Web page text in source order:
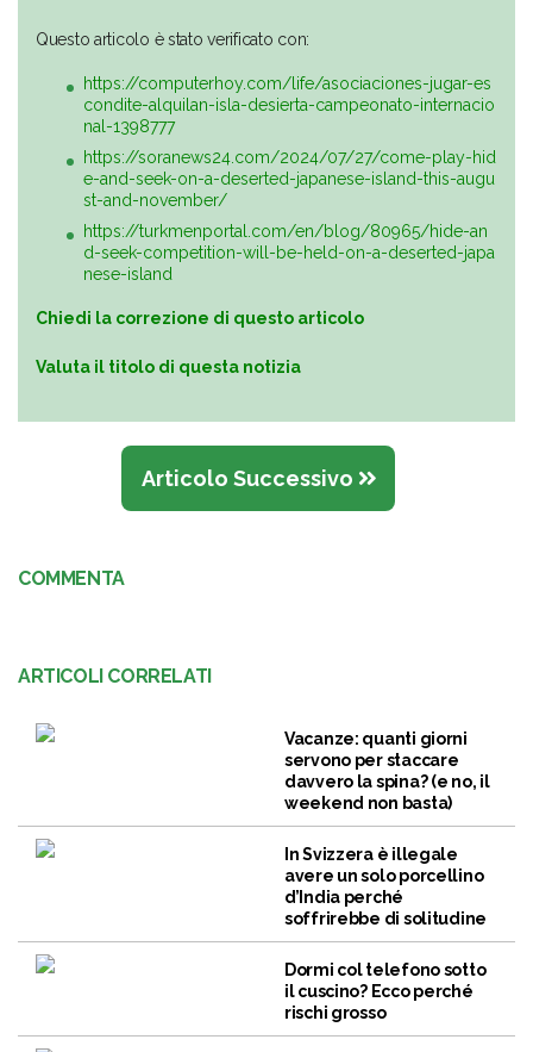
Questo articolo è stato verificato con:
https://computerhoy.com/life/asociaciones-jugar-es
condite-alquilan-isla-desierta-campeonato-internacio
nal-1398777
https://soranews24.com/2024/07/27/come-play-hid
e-and-seek-on-a-deserted-japanese-island-this-augu
st-and-november/
https://turkmenportal.com/en/blog/80965/hide-an
d-seek-competition-will-be-held-on-a-deserted-japa
nese-island
Chiedi la correzione di questo articolo
Valuta il titolo di questa notizia
Articolo Successivo
COMMENTA
ARTICOLI CORRELATI
Vacanze: quanti giorni
servono per staccare
davvero la spina? (e no, il
weekend non basta)
In Svizzera è illegale
avere un solo porcellino
d’India perché
soffrirebbe di solitudine
Dormi col telefono sotto
il cuscino? Ecco perché
rischi grosso